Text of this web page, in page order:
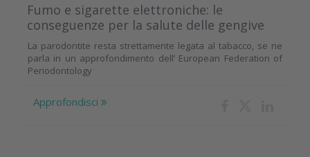
Fumo e sigarette elettroniche: le
conseguenze per la salute delle gengive
La parodontite resta strettamente legata al tabacco, se ne
parla in un approfondimento dell’ European Federation of
Periodontology
Approfondisci